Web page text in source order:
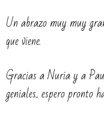
Un abrazo muy muy
que viene.
Gracias a Nuria y a
geniales.. espero pronto